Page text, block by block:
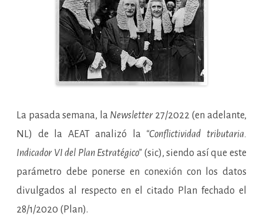
La pasada semana, la Newsletter27/2022 (en adelante,
NL) de la AEAT analizó la “Conflictividad tributaria.
Indicador VI del Plan Estratégico”(sic), siendo así que este
parámetro debe ponerse en conexión con los datos
divulgados al respecto en el citado Plan fechado el
28/1/2020 (Plan).